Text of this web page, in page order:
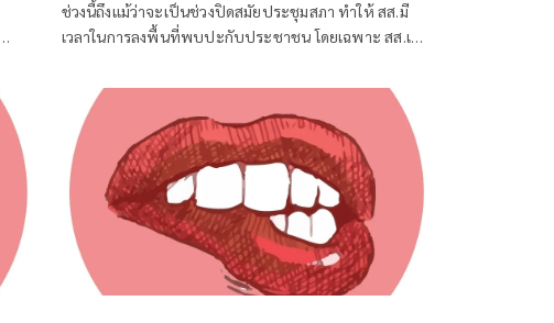
ช่วงนี้ถึงแม้ว่าจะเป็นช่วงปิดสมัยประชุมสภา ทำให้ สส.มี
เวลาในการลงพื้นที่พบปะกับประชาชน โดยเฉพาะ สส.เขต
การลงพื้นที่แก้ปัญหาในเขต